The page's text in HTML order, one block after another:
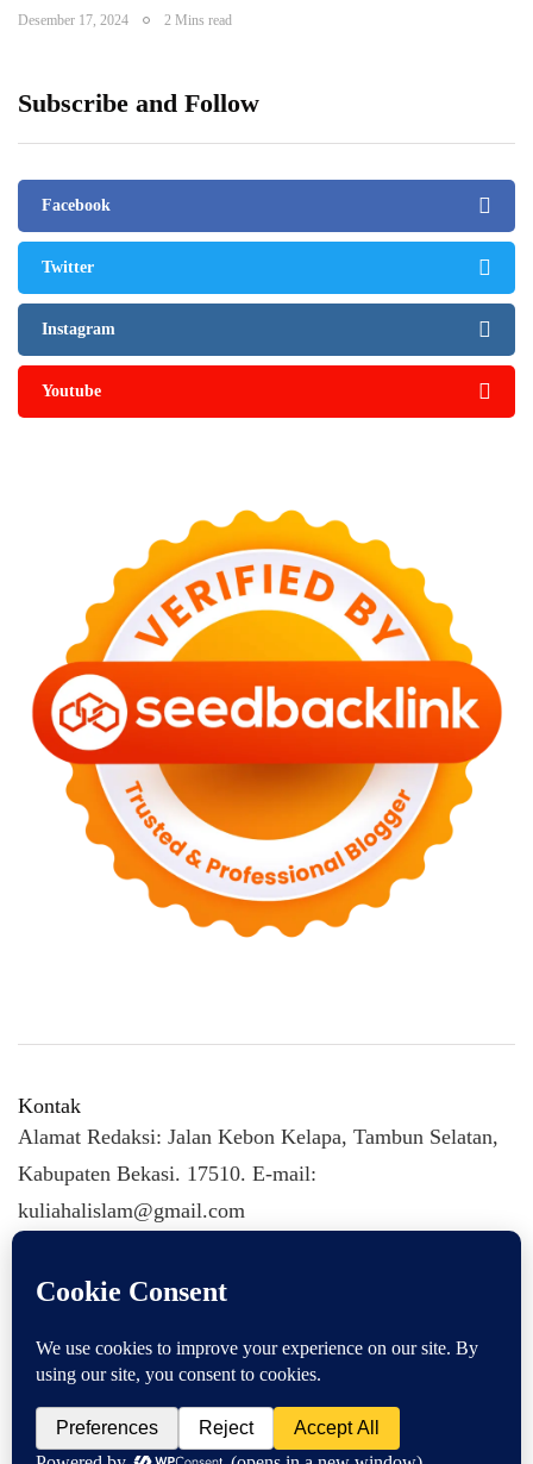
Desember 17, 2024 2 Mins read
Subscribe and Follow
Facebook
Twitter
Instagram
Youtube
Kontak
Alamat Redaksi: Jalan Kebon Kelapa, Tambun Selatan,
Kabupaten Bekasi. 17510. E-mail:
kuliahalislam@gmail.com
KULIAHALISLAM.COM Copyright (C) 2026